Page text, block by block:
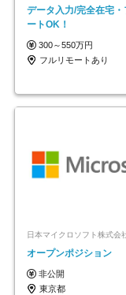
データ入力/完全在宅・
ートOK！
300～550万円
フルリモートあり
オープンポジション
非公開
東京都